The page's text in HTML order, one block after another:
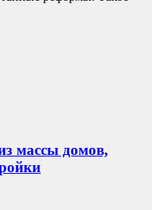
массы домов,